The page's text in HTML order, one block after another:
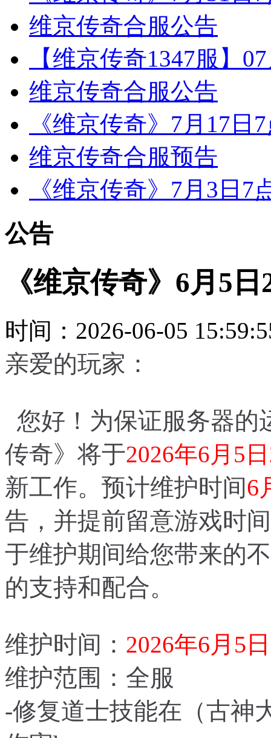
维京传奇合服公告
【维京传奇1347服】
维京传奇合服公告
《维京传奇》7月17日
维京传奇合服预告
《维京传奇》7月3日7
公告
《维京传奇》6月5
时间：2026-06-05
亲爱的玩家：
您好！为保证服务器的
传奇》将于2026年6月5
新工作。预计维护时间6
告，并提前留意游戏时
于维护期间给您带来的
的支持和配合。
维护时间： 2026年6月5
维护范围：全服
-修复道士技能在（古神